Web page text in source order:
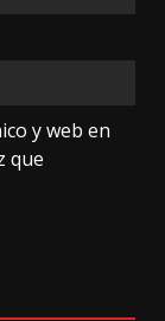
y web en
que